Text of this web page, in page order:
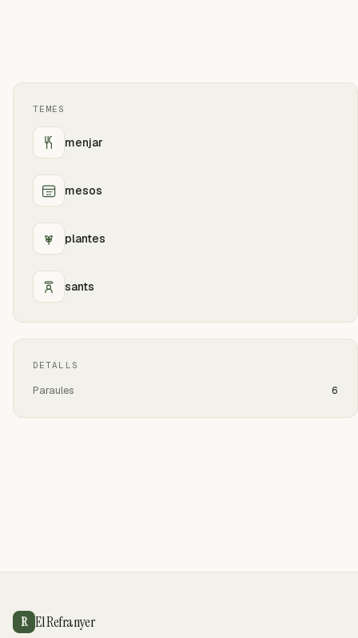
TEMES
menjar
mesos
plantes
sants
DETALLS
Paraules 6
R El Refranyer